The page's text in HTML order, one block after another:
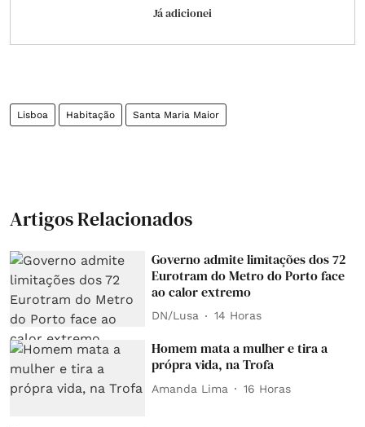
Já adicionei
Lisboa Habitação Santa Maria Maior
Artigos Relacionados
Governo admite limitações dos 72
Eurotram do Metro do Porto face
ao calor extremo
DN/Lusa 14 Horas
Homem mata a mulher e tira a
própra vida, na Trofa
Amanda Lima 16 Horas